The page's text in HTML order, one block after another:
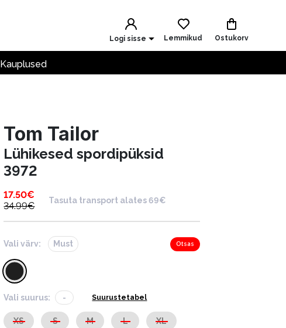
Logi sisse Lemmikud Ostukorv
Kauplused
Tom Tailor
Lühikesed spordipüksid
3972
17.50€
34.99€
Tasuta transport alates 69€
Vali värv: Must Otsas
Vali suurus: - Suurustetabel
XS S M L XL